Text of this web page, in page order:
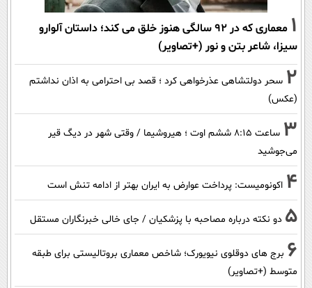
1
معماری که در 92 سالگی هنوز خلق می کند؛ داستان آلوارو
سیزا، شاعر بتن و نور (+تصاویر)
2 سحر دولتشاهی عذرخواهی کرد ؛ قصد بی احترامی به اذان نداشتم
(عکس)
3
ساعت ۸:۱۵ ششم اوت ؛ هیروشیما / وقتی شهر در دیگ قیر
می‌جوشید
4 اکونومیست: پرداخت عوارض به ایران بهتر از ادامه تنش است
5 دو نکته درباره مصاحبه با پزشکیان / جای خالی خبرنگاران مستقل
6 برج های دوقلوی نیویورک؛ شاخص معماری بروتالیستی برای طبقه
متوسط (+تصاویر)